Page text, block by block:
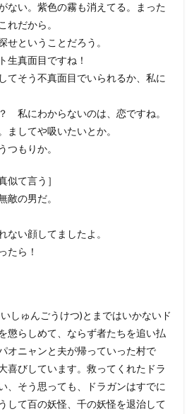
。紫色の霧も消えてる。まった
れだから。
ということだろう。
面目ですね！
てそう不真面目でいられるか、私に
わからないのは、恋ですね。
ましてや吸いたいとか。
もりか。
似て言う］
の男だ。
顔してましたよ。
たら！
しゅんごうけつ)とまではいかないド
懲らしめて、ならず者たちを追い払
オニャンと夫が帰っていった村で
喜びしています。救ってくれたドラ
、そう思っても、ドラガンはすでに
して百の妖怪、千の妖怪を退治して